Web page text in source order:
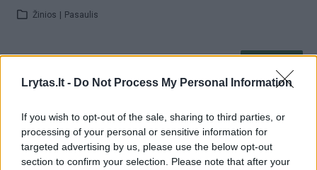
Lrytas.lt - Do Not Process My Personal Information
If you wish to opt-out of the sale, sharing to third parties, or
processing of your personal or sensitive information for
targeted advertising by us, please use the below opt-out
section to confirm your selection. Please note that after your
Žinios Pasaulis
00:04:00
įprotį: tą daro daugiau nei pusė pradinukų
Visi įrašai